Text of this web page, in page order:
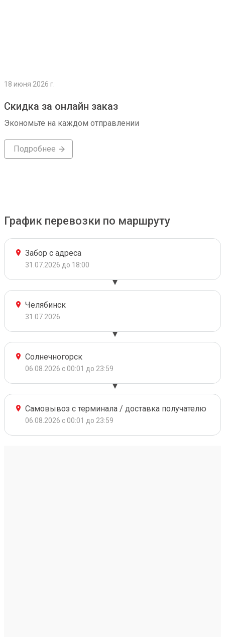
18 июня 2026 г.
Скидка за онлайн заказ
Экономьте на каждом отправлении
Подробнее
График перевозки по маршруту
Забор с адреса
31.07.2026 до 18:00
Челябинск
31.07.2026
Солнечногорск
06.08.2026 с 00:01 до 23:59
Самовывоз с терминала / доставка получателю
06.08.2026 с 00:01 до 23:59